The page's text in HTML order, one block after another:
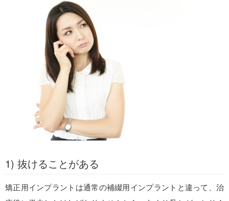
1) 抜けることがある
矯正用インプラントは通常の補綴用インプラントと違って、治